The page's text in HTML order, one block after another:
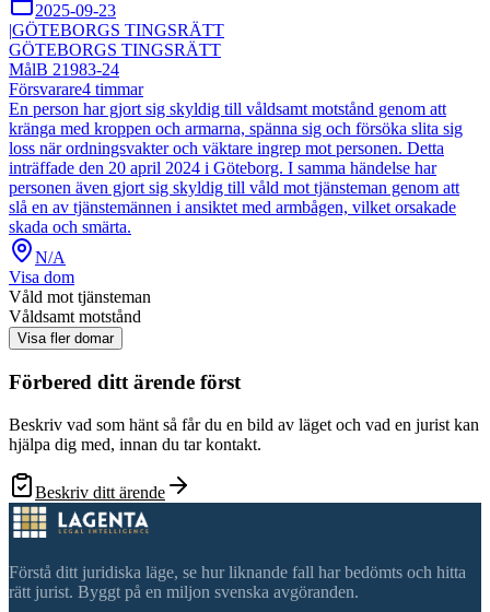
2025-09-23
|GÖTEBORGS TINGSRÄTT
GÖTEBORGS TINGSRÄTT
MålB 21983-24
Försvarare4 timmar
En person har gjort sig skyldig till våldsamt motstånd genom att
kränga med kroppen och armarna, spänna sig och försöka slita sig
loss när ordningsvakter och väktare ingrep mot personen. Detta
inträffade den 20 april 2024 i Göteborg. I samma händelse har
personen även gjort sig skyldig till våld mot tjänsteman genom att
slå en av tjänstemännen i ansiktet med armbågen, vilket orsakade
skada och smärta.
N/A
Visa dom
Våld mot tjänsteman
Våldsamt motstånd
Visa fler domar
Förbered ditt ärende först
Beskriv vad som hänt så får du en bild av läget och vad en jurist kan
hjälpa dig med, innan du tar kontakt.
Beskriv ditt ärende
Förstå ditt juridiska läge, se hur liknande fall har bedömts och hitta
rätt jurist. Byggt på en miljon svenska avgöranden.